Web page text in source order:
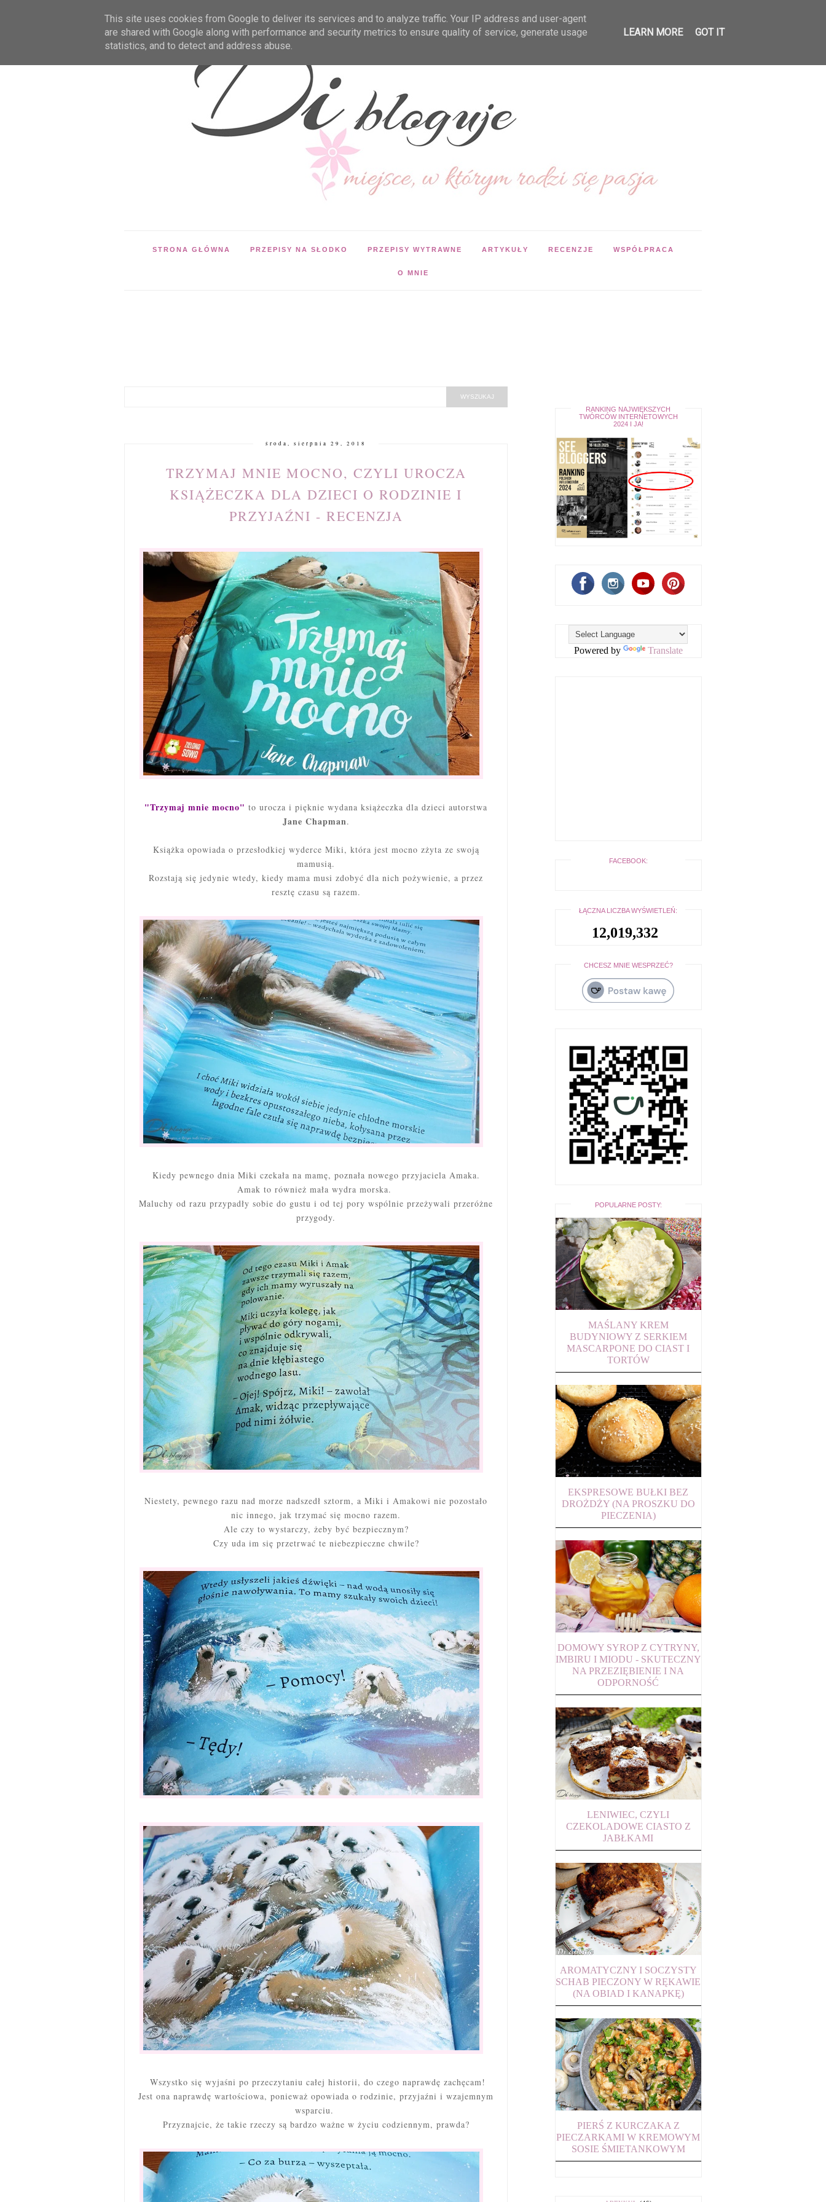
STRONA GŁÓWNA PRZEPISY NA SŁODKO PRZEPISY WYTRAWNE ARTYKUŁY RECENZJE WSPÓŁPRACA
O MNIE
środa, sierpnia 29, 2018
TRZYMAJ MNIE MOCNO, CZYLI UROCZA
KSIĄŻECZKA DLA DZIECI O RODZINIE I
PRZYJAŹNI - RECENZJA
"Trzymaj mnie mocno" to urocza i pięknie wydana książeczka dla dzieci autorstwa
Jane Chapman.
Książka opowiada o przesłodkiej wyderce Miki, która jest mocno zżyta ze swoją
mamusią.
Rozstają się jedynie wtedy, kiedy mama musi zdobyć dla nich pożywienie, a przez
resztę czasu są razem.
Kiedy pewnego dnia Miki czekała na mamę, poznała nowego przyjaciela Amaka.
Amak to również mała wydra morska.
Maluchy od razu przypadły sobie do gustu i od tej pory wspólnie przeżywali przeróżne
przygody.
Niestety, pewnego razu nad morze nadszedł sztorm, a Miki i Amakowi nie pozostało
nic innego, jak trzymać się mocno razem.
Ale czy to wystarczy, żeby być bezpiecznym?
Czy uda im się przetrwać te niebezpieczne chwile?
Wszystko się wyjaśni po przeczytaniu całej historii, do czego naprawdę zachęcam!
Jest ona naprawdę wartościowa, ponieważ opowiada o rodzinie, przyjaźni i wzajemnym
wsparciu.
Przyznajcie, że takie rzeczy są bardzo ważne w życiu codziennym, prawda?
RANKING NAJWIĘKSZYCH
TWÓRCÓW INTERNETOWYCH
2024 I JA!
Powered by Translate
FACEBOOK:
ŁĄCZNA LICZBA WYŚWIETLEŃ:
12,019,332
CHCESZ MNIE WESPRZEĆ?
POPULARNE POSTY:
MAŚLANY KREM
BUDYNIOWY Z SERKIEM
MASCARPONE DO CIAST I
TORTÓW
EKSPRESOWE BUŁKI BEZ
DROŻDŻY (NA PROSZKU DO
PIECZENIA)
DOMOWY SYROP Z CYTRYNY,
IMBIRU I MIODU - SKUTECZNY
NA PRZEZIĘBIENIE I NA
ODPORNOŚĆ
LENIWIEC, CZYLI
CZEKOLADOWE CIASTO Z
JABŁKAMI
AROMATYCZNY I SOCZYSTY
SCHAB PIECZONY W RĘKAWIE
(NA OBIAD I KANAPKĘ)
PIERŚ Z KURCZAKA Z
PIECZARKAMI W KREMOWYM
SOSIE ŚMIETANKOWYM
This site uses cookies from Google to deliver its services and to analyze traffic. Your IP address and user-agent
are shared with Google along with performance and security metrics to ensure quality of service, generate usage
statistics, and to detect and address abuse.
LEARN MORE GOT IT